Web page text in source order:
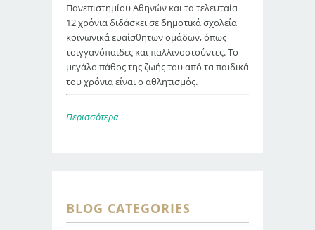
Πανεπιστημίου Αθηνών και τα τελευταία
12 χρόνια διδάσκει σε δημοτικά σχολεία
κοινωνικά ευαίσθητων ομάδων, όπως
τσιγγανόπαιδες και παλλινοστούντες. Το
μεγάλο πάθος της ζωής του από τα παιδικά
του χρόνια είναι ο αθλητισμός.
Περισσότερα
BLOG CATEGORIES